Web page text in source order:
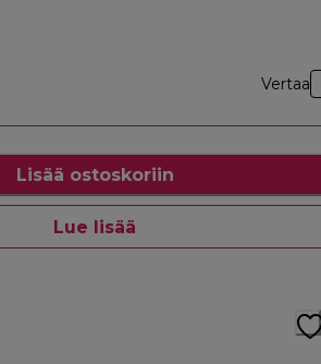
Vertaa
Lisää ostoskoriin
Lue lisää